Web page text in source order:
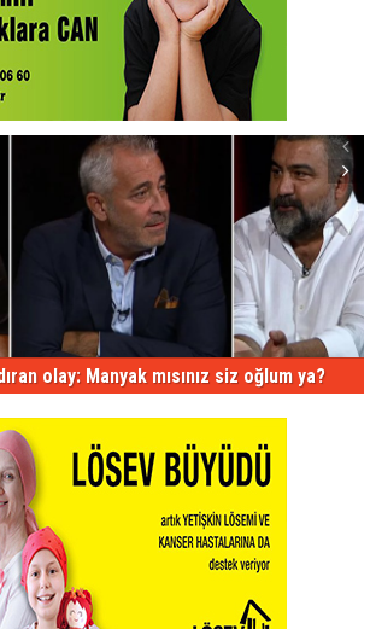
olay: Manyak mısınız siz oğlum ya?